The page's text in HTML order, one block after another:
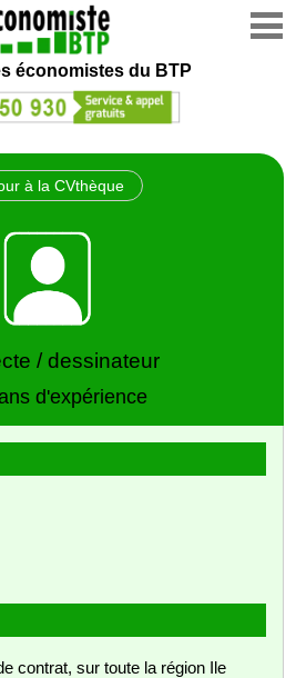
économistes du BTP
à la CVthèque
/ dessinateur
d'expérience
contrat, sur toute la région Ile